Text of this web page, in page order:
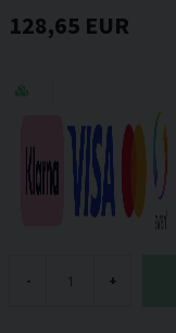
128,65 EUR
- +